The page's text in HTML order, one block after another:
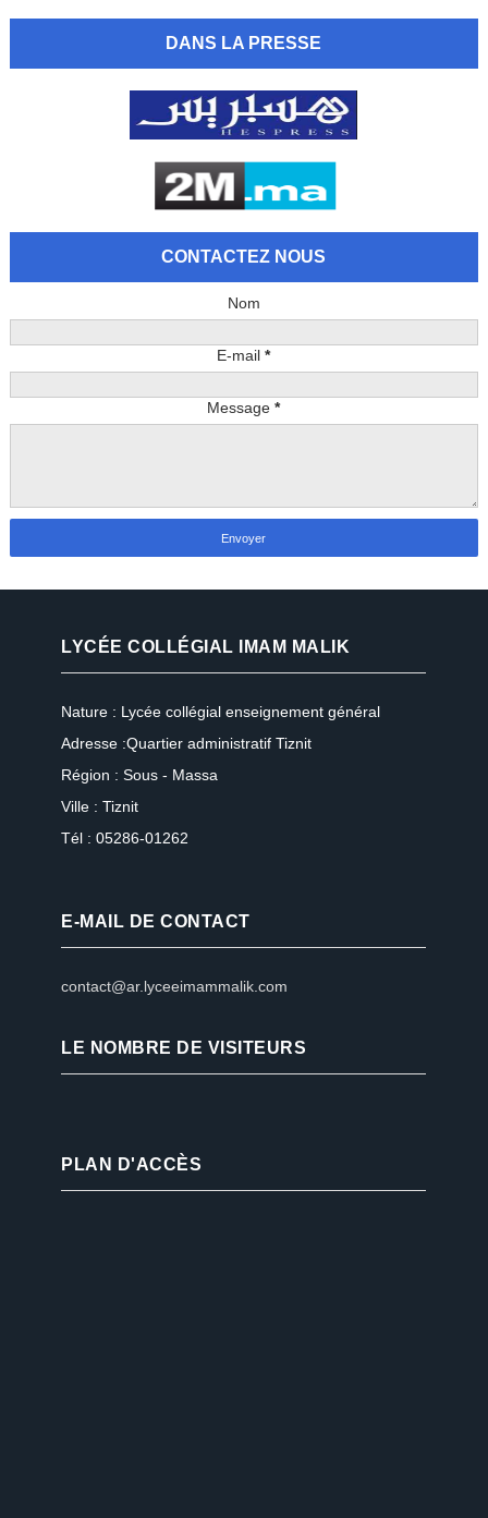
DANS LA PRESSE
CONTACTEZ NOUS
Nom
E-mail*
Message*
LYCÉE COLLÉGIAL IMAM MALIK
Nature : Lycée collégial enseignement général
Adresse :Quartier administratif Tiznit
Région : Sous - Massa
Ville : Tiznit
Tél : 05286-01262
E-MAIL DE CONTACT
contact@ar.lyceeimammalik.com
LE NOMBRE DE VISITEURS
PLAN D'ACCÈS